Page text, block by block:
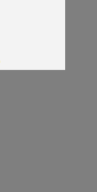
als Land
das